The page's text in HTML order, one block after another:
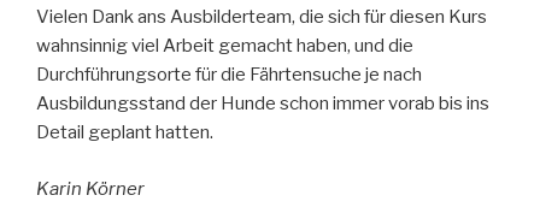
Vielen Dank ans Ausbilderteam, die sich für diesen Kurs
wahnsinnig viel Arbeit gemacht haben, und die
Durchführungsorte für die Fährtensuche je nach
Ausbildungsstand der Hunde schon immer vorab bis ins
Detail geplant hatten.
Karin Körner